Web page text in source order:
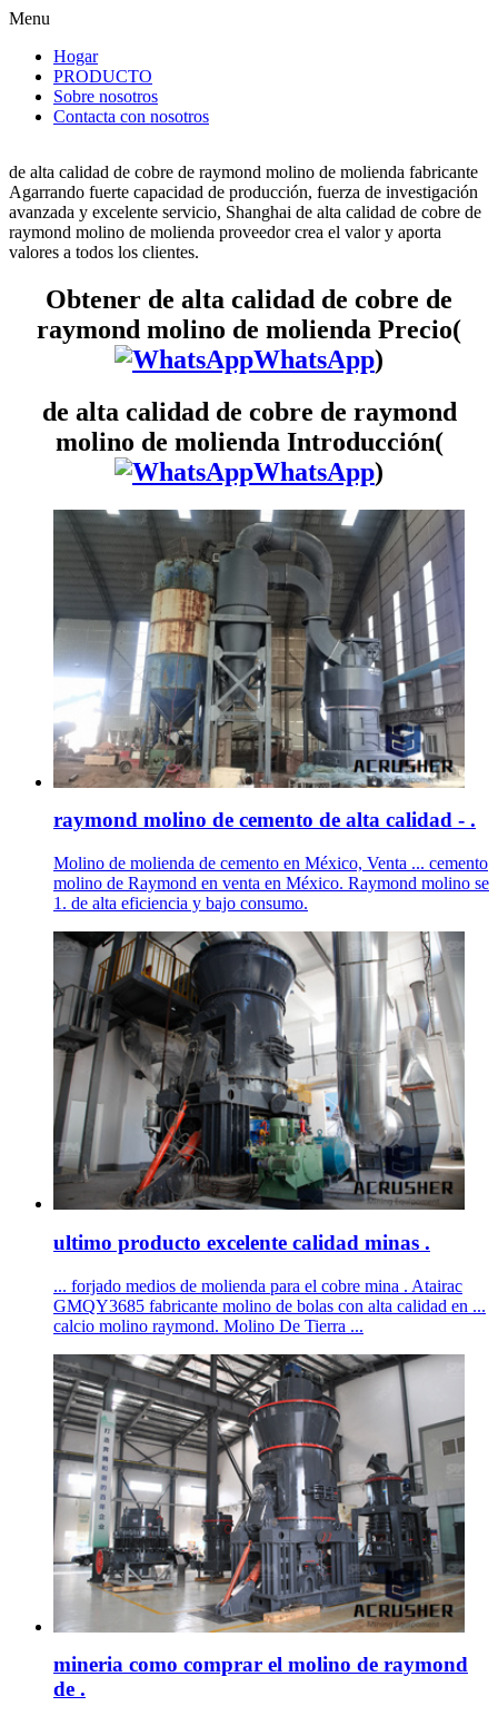
Menu
Hogar
PRODUCTO
Sobre nosotros
Contacta con nosotros
de alta calidad de cobre de raymond molino de molienda fabricante
Agarrando fuerte capacidad de producción, fuerza de investigación
avanzada y excelente servicio, Shanghai de alta calidad de cobre de
raymond molino de molienda proveedor crea el valor y aporta
valores a todos los clientes.
Obtener de alta calidad de cobre de
raymond molino de molienda Precio(
WhatsApp)
de alta calidad de cobre de raymond
molino de molienda Introducción(
WhatsApp)
raymond molino de cemento de alta calidad - .
Molino de molienda de cemento en México, Venta ... cemento
molino de Raymond en venta en México. Raymond molino se
1. de alta eficiencia y bajo consumo.
ultimo producto excelente calidad minas .
... forjado medios de molienda para el cobre mina . Atairac
GMQY3685 fabricante molino de bolas con alta calidad en ...
calcio molino raymond. Molino De Tierra ...
mineria como comprar el molino de raymond
de .